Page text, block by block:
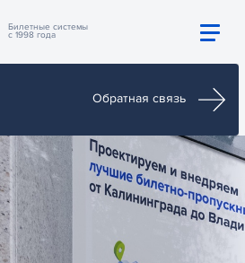
Билетные системы
с 1998 года
Обратная связь